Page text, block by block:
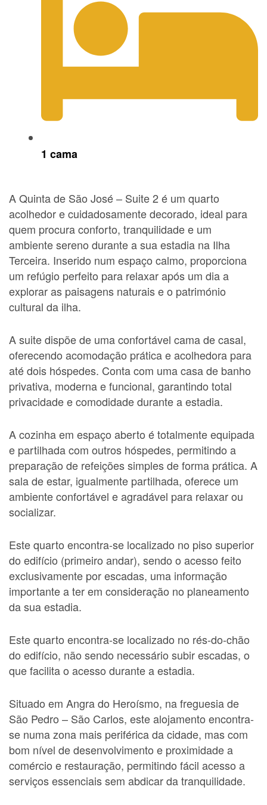
1 cama
A Quinta de São José – Suite 2 é um quarto
acolhedor e cuidadosamente decorado, ideal para
quem procura conforto, tranquilidade e um
ambiente sereno durante a sua estadia na Ilha
Terceira. Inserido num espaço calmo, proporciona
um refúgio perfeito para relaxar após um dia a
explorar as paisagens naturais e o património
cultural da ilha.
A suite dispõe de uma confortável cama de casal,
oferecendo acomodação prática e acolhedora para
até dois hóspedes. Conta com uma casa de banho
privativa, moderna e funcional, garantindo total
privacidade e comodidade durante a estadia.
A cozinha em espaço aberto é totalmente equipada
e partilhada com outros hóspedes, permitindo a
preparação de refeições simples de forma prática. A
sala de estar, igualmente partilhada, oferece um
ambiente confortável e agradável para relaxar ou
socializar.
Este quarto encontra-se localizado no piso superior
do edifício (primeiro andar), sendo o acesso feito
exclusivamente por escadas, uma informação
importante a ter em consideração no planeamento
da sua estadia.
Este quarto encontra-se localizado no rés-do-chão
do edifício, não sendo necessário subir escadas, o
que facilita o acesso durante a estadia.
Situado em Angra do Heroísmo, na freguesia de
São Pedro – São Carlos, este alojamento encontra-
se numa zona mais periférica da cidade, mas com
bom nível de desenvolvimento e proximidade a
comércio e restauração, permitindo fácil acesso a
serviços essenciais sem abdicar da tranquilidade.